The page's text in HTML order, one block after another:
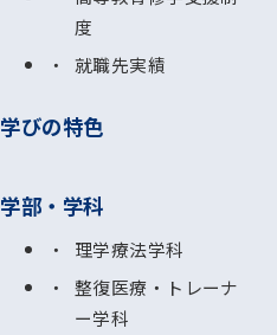
度
就職先実績
学びの特色
学部・学科
理学療法学科
整復医療・トレーナ
ー学科